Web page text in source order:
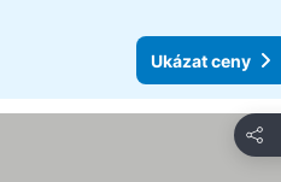
Ukázat ceny
Sdílet